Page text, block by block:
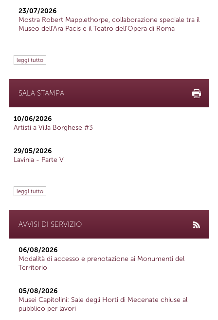
23/07/2026
Mostra Robert Mapplethorpe, collaborazione speciale tra il
Museo dell'Ara Pacis e il Teatro dell'Opera di Roma
leggi tutto
SALA STAMPA
10/06/2026
Artisti a Villa Borghese #3
29/05/2026
Lavinia - Parte V
leggi tutto
AVVISI DI SERVIZIO
06/08/2026
Modalità di accesso e prenotazione ai Monumenti del
Territorio
05/08/2026
Musei Capitolini: Sale degli Horti di Mecenate chiuse al
pubblico per lavori